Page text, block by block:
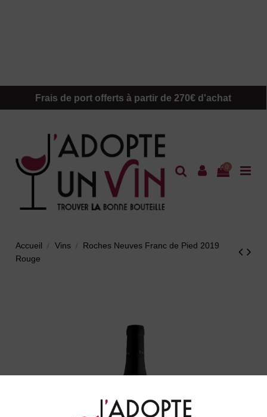
Frais de port offerts à partir de 270€ d'achat
0
Accueil Vins
Roches Neuves Franc de Pied 2019
Rouge